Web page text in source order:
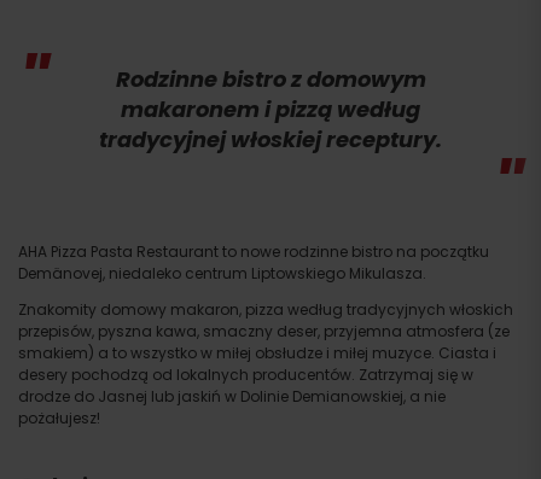
Rodzinne bistro z domowym
makaronem i pizzą według
tradycyjnej włoskiej receptury.
AHA Pizza Pasta Restaurant to nowe rodzinne bistro na początku
Demänovej, niedaleko centrum Liptowskiego Mikulasza.
Znakomity domowy makaron, pizza według tradycyjnych włoskich
przepisów, pyszna kawa, smaczny deser, przyjemna atmosfera (ze
smakiem) a to wszystko w miłej obsłudze i miłej muzyce. Ciasta i
desery pochodzą od lokalnych producentów. Zatrzymaj się w
drodze do Jasnej lub jaskiń w Dolinie Demianowskiej, a nie
pożałujesz!